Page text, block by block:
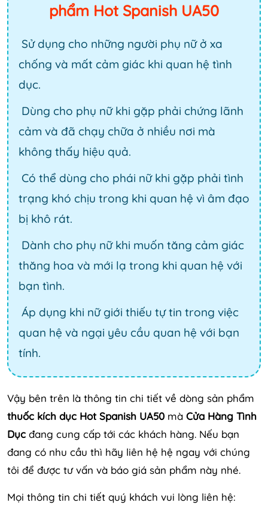
phẩm Hot Spanish UA50
Sử dụng cho những người phụ nữ ở xa
chống và mất cảm giác khi quan hệ tình
dục.
Dùng cho phụ nữ khi gặp phải chứng lãnh
cảm và đã chạy chữa ở nhiều nơi mà
không thấy hiệu quả.
Có thể dùng cho phái nữ khi gặp phải tình
trạng khó chịu trong khi quan hệ vì âm đạo
bị khô rát.
Dành cho phụ nữ khi muốn tăng cảm giác
thăng hoa và mới lạ trong khi quan hệ với
bạn tình.
Áp dụng khi nữ giới thiếu tự tin trong việc
quan hệ và ngại yêu cầu quan hệ với bạn
tính.
Vậy bên trên là thông tin chi tiết về dòng sản phẩm
thuốc kích dục Hot Spanish UA50 mà Cửa Hàng Tình
Dục đang cung cấp tới các khách hàng. Nếu bạn
đang có nhu cầu thì hãy liên hệ hệ ngay với chúng
tôi để được tư vấn và báo giá sản phẩm này nhé.
Mọi thông tin chi tiết quý khách vui lòng liên hệ: